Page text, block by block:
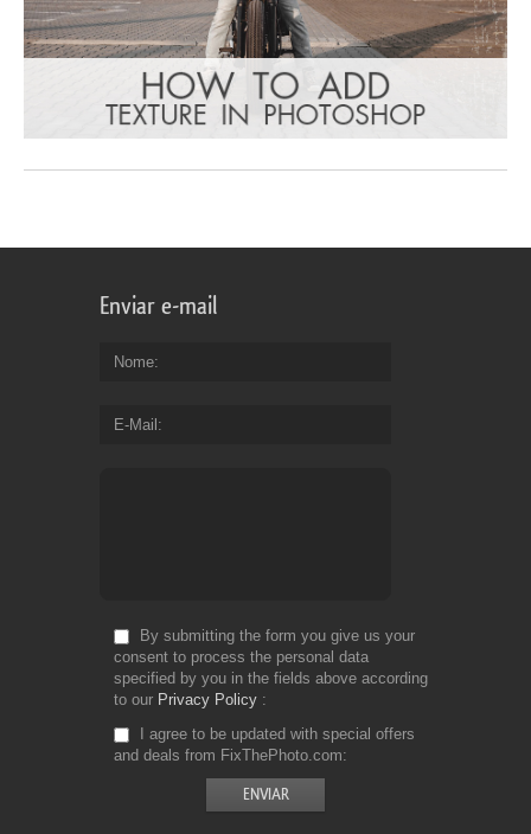
Enviar e-mail
Nome
E-Mail
By submitting the form you give us your
consent to process the personal data
specified by you in the fields above according
to our Privacy Policy
I agree to be updated with special offers
and deals from FixThePhoto.com